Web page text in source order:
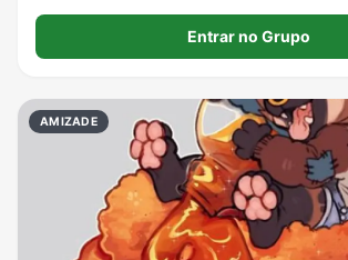
Entrar no Grupo
AMIZADE